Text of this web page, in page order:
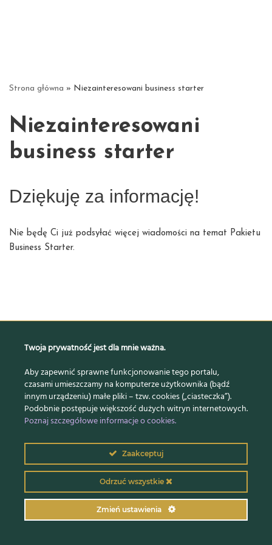
Strona główna » Niezainteresowani business starter
Niezainteresowani
business starter
Dziękuję za informację!
Nie będę Ci już podsyłać więcej wiadomości na temat Pakietu
Business Starter.
Twoja prywatność jest dla mnie ważna.
Aby zapewnić sprawne funkcjonowanie tego portalu,
czasami umieszczamy na komputerze użytkownika (bądź
innym urządzeniu) małe pliki – tzw. cookies („ciasteczka”).
Podobnie postępuje większość dużych witryn internetowych.
Poznaj szczegółowe informacje o cookies.
Zaakceptuj
Odrzuć wszystkie
Zmień ustawienia